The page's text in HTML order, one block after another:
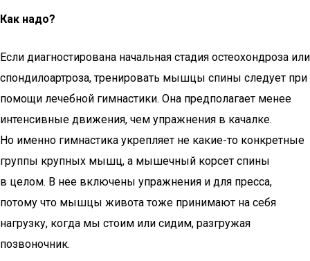
Как надо?
Если диагностирована начальная стадия остеохондроза или
спондилоартроза, тренировать мышцы спины следует при
помощи лечебной гимнастики. Она предполагает менее
интенсивные движения, чем упражнения в качалке.
Но именно гимнастика укрепляет не какие-то конкретные
группы крупных мышц, а мышечный корсет спины
в целом. В нее включены упражнения и для пресса,
потому что мышцы живота тоже принимают на себя
нагрузку, когда мы стоим или сидим, разгружая
позвоночник.